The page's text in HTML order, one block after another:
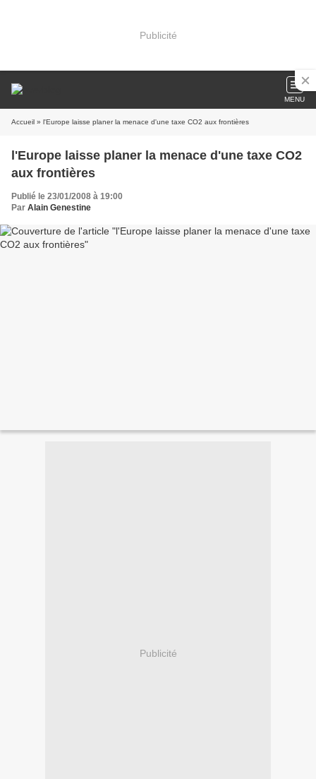
Publicité
MENU
Accueil » l'Europe laisse planer la menace d'une taxe CO2 aux frontières
l'Europe laisse planer la menace d'une taxe CO2
aux frontières
Publié le 23/01/2008 à 19:00
Par Alain Genestine
Publicité